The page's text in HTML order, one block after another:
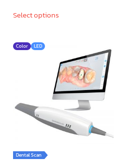
249,000.00 ฿
Select optionsproduct
The
options
may
be
chosen
the
product
Color LED
Dental Scan